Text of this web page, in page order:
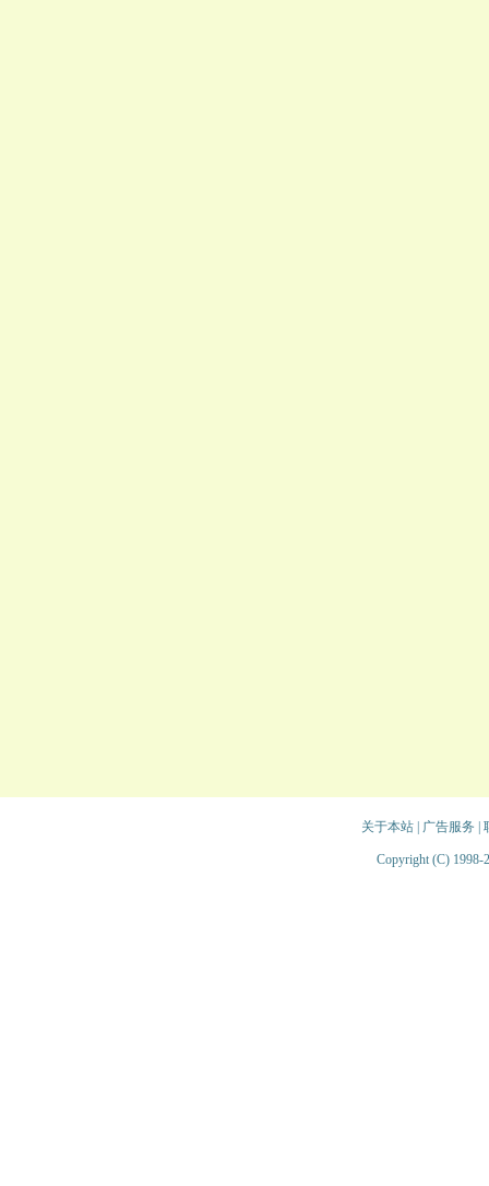
关于本站| 广告服务
Copyright (C) 1998-